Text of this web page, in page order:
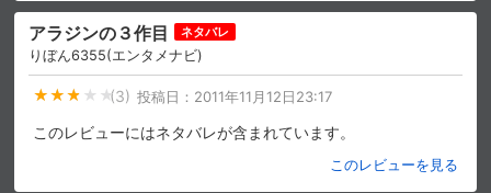
アラジンの３作目 ネタバレ
りぼん6355(エンタメナビ)
(3) 投稿日： 2011年11月12日23:17
このレビューにはネタバレが含まれています。
このレビューを見る